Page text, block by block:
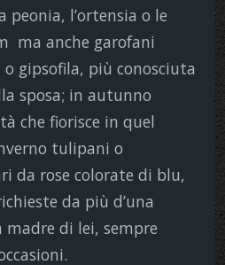
peonia, l’ortensia o le
ma anche garofani
gipsofila, più conosciuta
sposa; in autunno
che fiorisce in quel
tulipani o
da rose colorate di blu,
da più d’una
di lei, sempre